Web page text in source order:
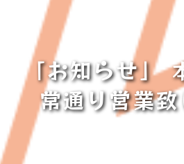
「お知らせ」
常通り営業